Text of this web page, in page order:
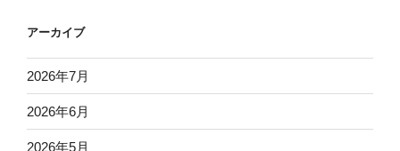
アーカイブ
2026年7月
2026年6月
2026年5月